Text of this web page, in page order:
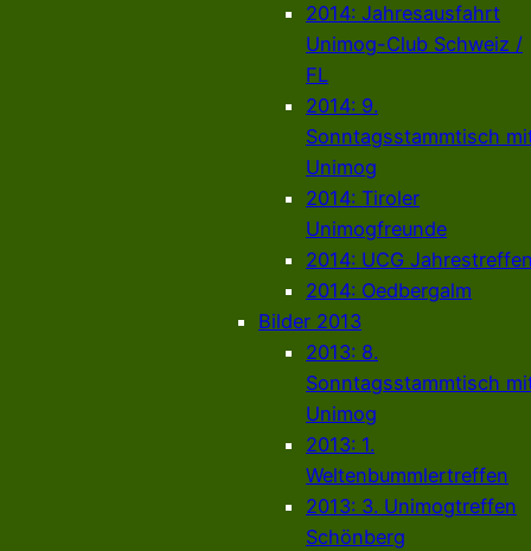
2014: Jahresausfahrt
Unimog-Club Schweiz /
FL
2014: 9.
Sonntagsstammtisch
Unimog
2014: Tiroler
Unimogfreunde
2014: UCG
2014: Oedbergalm
Bilder 2013
2013: 8.
Sonntagsstammtisch
Unimog
2013: 1.
Weltenbummlertreffen
2013: 3. Unimogtreffen
Schönberg